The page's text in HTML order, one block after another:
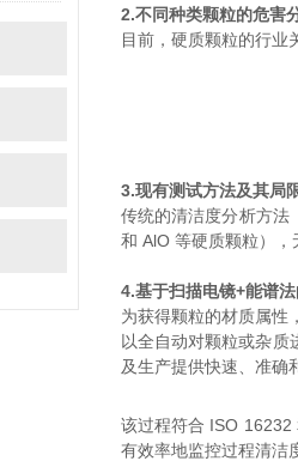
2.不同种类颗粒的危害
目前，硬质颗粒的行
3.现有测试方法及其局
传统的清洁度分析方法
和 AlO 等硬质颗粒），
4.基于扫描电镜+能谱
为获得颗粒的材质属性
以全自动对颗粒或杂质进
及生产提供快速、准确
该过程符合 ISO 16232 和
有效率地监控过程清洁度